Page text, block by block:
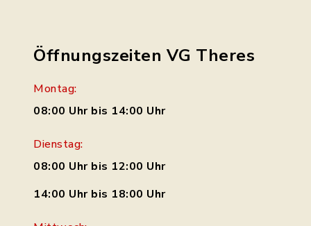
Öffnungszeiten VG Theres
Montag:
08:00 Uhr bis 14:00 Uhr
Dienstag:
08:00 Uhr bis 12:00 Uhr
14:00 Uhr bis 18:00 Uhr